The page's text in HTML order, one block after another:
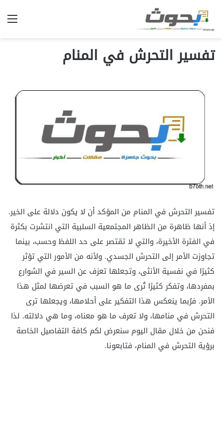
تفسير التحرش في المنام
تفسير التحرش في المنام من المؤكد أن لا يكون دلالة على الخير.
إذ أنها ظاهرة من الظاهر المجتمعية السلبية التي انتشرت بكثرة
في الفترة الأخيرة، والتي لا تقتصر على حد اللفظ وحسب، بينما
تجاوزت الأمر إلى التحرش الجسدي. ولأنه من الأمور التي تؤثر
كثيرًا في نفسية الأنثى، وتجعلها تعزف عن السير في الشوارع
بمفردها، وتفكر كثيرًا تُرى ما هو السبب في تعرضها لمثل هذا
الأمر. فرُبما ينعكس هذا التفكير على أحلامها، ويجعلها ترى
التحرش في منامها، ولا تعرف ما هو معناه، وما هي دلالته. لذا
فنحن من خلال مقال اليوم سنعرض لكم كافة التفاصيل الخاصة
برؤية التحرش في المنام، فتابعونا.